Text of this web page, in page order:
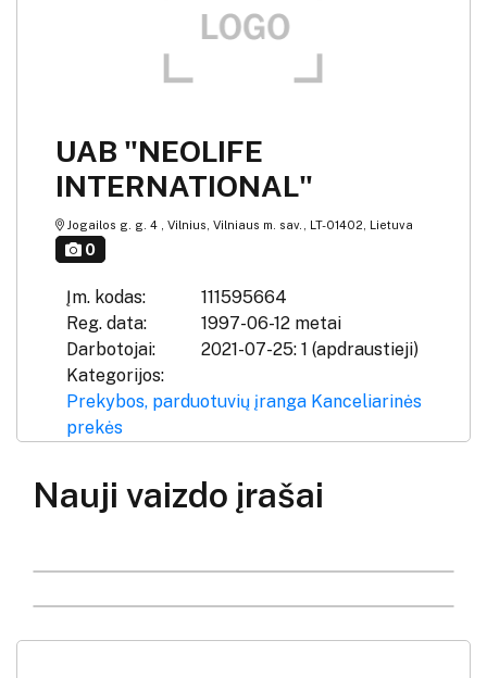
UAB "NEOLIFE
INTERNATIONAL"
Jogailos g. g. 4 , Vilnius, Vilniaus m. sav., LT-01402, Lietuva
0
Įm. kodas:
111595664
Reg. data:
1997-06-12 metai
Darbotojai:
2021-07-25: 1 (apdraustieji)
Kategorijos:
Prekybos, parduotuvių įranga Kanceliarinės
prekės
Nauji vaizdo įrašai